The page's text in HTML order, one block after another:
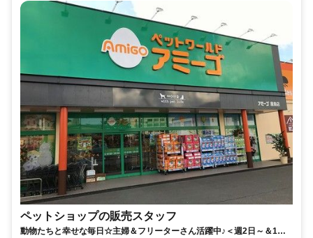
ペットショップの販売スタッフ
動物たちと幸せな毎日☆主婦＆フリーターさん活躍中♪＜週2日～＆1日3